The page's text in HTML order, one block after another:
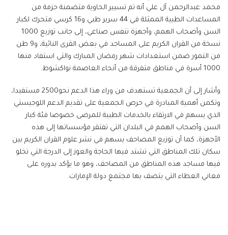
محمد عبدالرحمن آل علي أنه تم تسيير الحاوية متضمنة حزمة من
المساعدات الطبية الممثلة في 44 سرير طبي و16 كرسي متحرك لكبار
السن وأصحاب الهمم، وأجهزة تنفس صناعي، إلى جانب توزيع 1000
نسخة من القران الكريم على المساجد في بعض القرى النائية، و9 طن
من التمور ضمن استعدادات شهر رمضان المبارك والتي استفاد منها
1000 أسرة في مناطق متفرقة من أنحاء العاصمة نواكشوط.
وأشار إلى أن الجمعية تستهدف من وراء هذا الدعم نحو2500 مستفيدا،
وتكمن أهمية المبادرة في حرص الجمعية على تقديم الدعم اللوجيستي
الذي يسهم في الارتقاء بالخدمات الطبية للمرضى خصوصا فئة كبار
السن وأصحاب الهمم في البلدان التي تفتقر مؤسساتها إلى هذه
الأجهزة، كما أن توزيع المصاحف يسهم في نشر علوم القران الكريم بين
سكان تلك المناطق التي تشتد فيها الحاجة والعوز إلى الدرجة التي تخلو
فيها مساجد هذه المناطق من المصاحف، وهو ما يؤكد بدوره على
معاني العطاء التي يتصف بها مجتمع دولة الإمارات.